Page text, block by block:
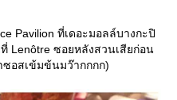
Pavilion ที่เดอะมอลล์บางกะปิ
Lenôtre ซอยหลังสวนเสียก่อน
อสเข้มข้นมว๊ากกกก)